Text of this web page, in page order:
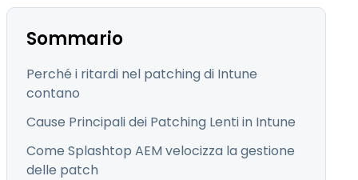
Bahasa
Sommario
Perché i ritardi nel patching di Intune
contano
Cause Principali dei Patching Lenti in Intune
Come Splashtop AEM velocizza la gestione
delle patch